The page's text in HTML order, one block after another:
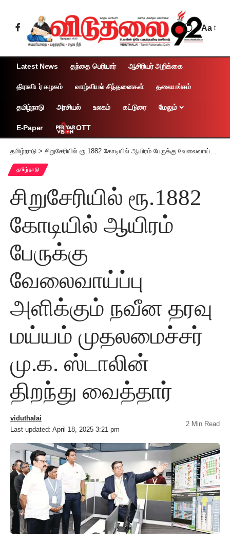
Aa
Latest News தந்தை பெரியார் ஆசிரியர் அறிக்கை
திராவிடர் கழகம் வாழ்வியல் சிந்தனைகள் தலையங்கம்
தமிழ்நாடு அரசியல் உலகம் கட்டுரை மேலும்
E-Paper OTT
தமிழ்நாடு > சிறுசேரியில் ரூ.1882 கோடியில் ஆயிரம் பேருக்கு வேலைவாய்ப்பு அளிக்கும் நவீன தரவு மய்யம் முதலமைச்சர் மு.க. ஸ்டாலின் திறந்து வைத்தார்
தமிழ்நாடு
சிறுசேரியில் ரூ.1882
கோடியில் ஆயிரம்
பேருக்கு
வேலைவாய்ப்பு
அளிக்கும் நவீன தரவு
மய்யம் முதலமைச்சர்
மு.க. ஸ்டாலின்
திறந்து வைத்தார்
Last updated: April 18, 2025 3:21 pm
viduthalai
2 Min Read